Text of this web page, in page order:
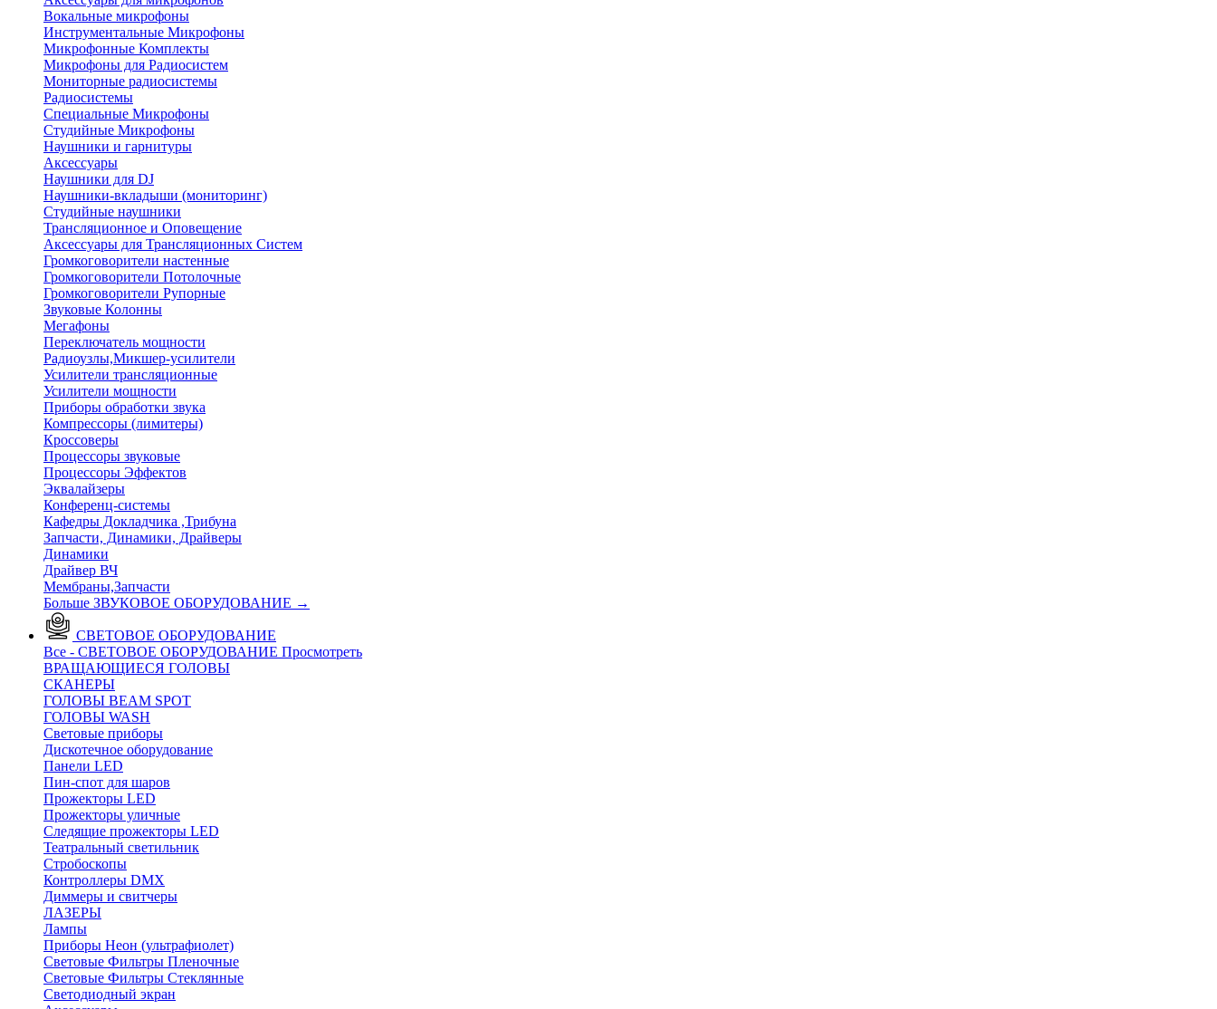
Вокальные микрофоны
Инструментальные Микрофоны
Микрофонные Комплекты
Микрофоны для Радиосистем
Мониторные радиосистемы
Радиосистемы
Специальные Микрофоны
Студийные Микрофоны
Наушники и гарнитуры
Аксессуары
Наушники для DJ
Наушники-вкладыши (мониторинг)
Студийные наушники
Трансляционное и Оповещение
Аксессуары для Трансляционных Систем
Громкоговорители настенные
Громкоговорители Потолочные
Громкоговорители Рупорные
Звуковые Колонны
Мегафоны
Переключатель мощности
Радиоузлы,Микшер-усилители
Усилители трансляционные
Усилители мощности
Приборы обработки звука
Компрессоры (лимитеры)
Кроссоверы
Процессоры звуковые
Процессоры Эффектов
Эквалайзеры
Конференц-системы
Кафедры Докладчика ,Трибуна
Запчасти, Динамики, Драйверы
Динамики
Драйвер ВЧ
Мембраны,Запчасти
Больше ЗВУКОВОЕ ОБОРУДОВАНИЕ →
СВЕТОВОЕ ОБОРУДОВАНИЕ
Все - СВЕТОВОЕ ОБОРУДОВАНИЕ Просмотреть
ВРАЩАЮЩИЕСЯ ГОЛОВЫ
CКАНЕРЫ
ГОЛОВЫ BEAM SPOT
ГОЛОВЫ WASH
Световые приборы
Дискотечное оборудование
Панели LED
Пин-спот для шаров
Прожекторы LED
Прожекторы уличные
Следящие прожекторы LED
Театральный светильник
Стробоскопы
Контроллеры DMX
Диммеры и свитчеры
ЛАЗЕРЫ
Лампы
Приборы Неон (ультрафиолет)
Световые Фильтры Пленочные
Световые Фильтры Стеклянные
Светодиодный экран